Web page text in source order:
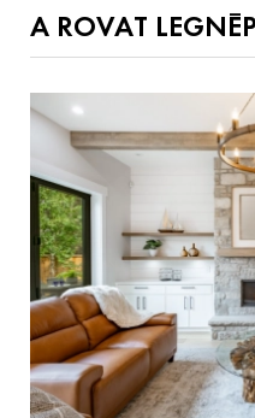
A ROVAT